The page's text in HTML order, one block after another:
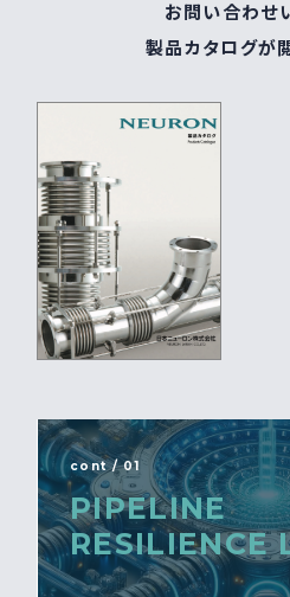
お問い合わせ
製品カタログが
cont / 01
PIPELINE
RESILIENCE